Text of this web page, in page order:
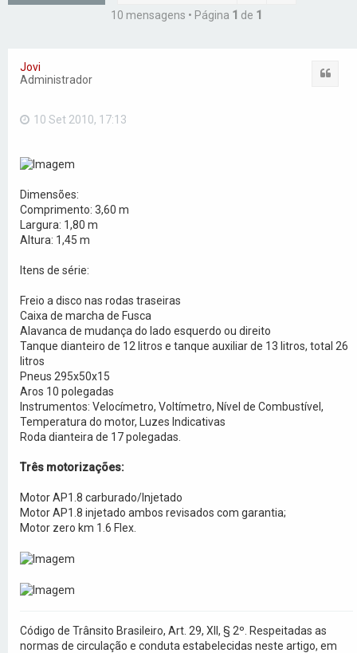
10 mensagens • Página 1 de 1
Jovi
Administrador
10 Set 2010, 17:13
Dimensões:
Comprimento: 3,60 m
Largura: 1,80 m
Altura: 1,45 m
Itens de série:
Freio a disco nas rodas traseiras
Caixa de marcha de Fusca
Alavanca de mudança do lado esquerdo ou direito
Tanque dianteiro de 12 litros e tanque auxiliar de 13 litros, total 26
litros
Pneus 295x50x15
Aros 10 polegadas
Instrumentos: Velocímetro, Voltímetro, Nível de Combustível,
Temperatura do motor, Luzes Indicativas
Roda dianteira de 17 polegadas.
Três motorizações:
Motor AP1.8 carburado/Injetado
Motor AP1.8 injetado ambos revisados com garantia;
Motor zero km 1.6 Flex.
Código de Trânsito Brasileiro, Art. 29, XII, § 2º. Respeitadas as
normas de circulação e conduta estabelecidas neste artigo, em